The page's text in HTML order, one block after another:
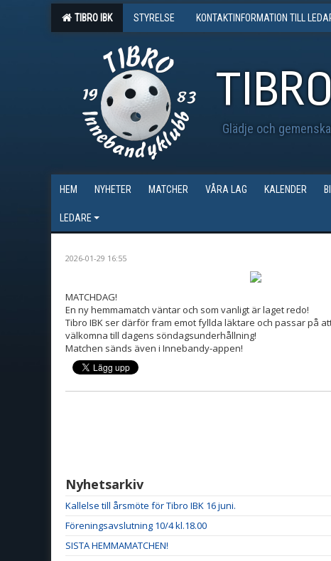
TIBRO IBK STYRELSE KONTAKTINFORMATION TILL
Glädje och
HEM NYHETER MATCHER VÅRA LAG KALENDER
LEDARE
2026-01-29 16:55
MATCHDAG!
En ny hemmamatch väntar och som vanligt är laget redo!
Tibro IBK ser därför fram emot fyllda läktare och passar på
välkomna till dagens söndagsunderhållning!
Matchen sänds även i Innebandy-appen!
Nyhetsarkiv
Kallelse till årsmöte för Tibro IBK 16 juni.
Föreningsavslutning 10/4 kl.18.00
SISTA HEMMAMATCHEN!